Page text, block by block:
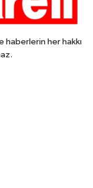
haberlerin her hakkı